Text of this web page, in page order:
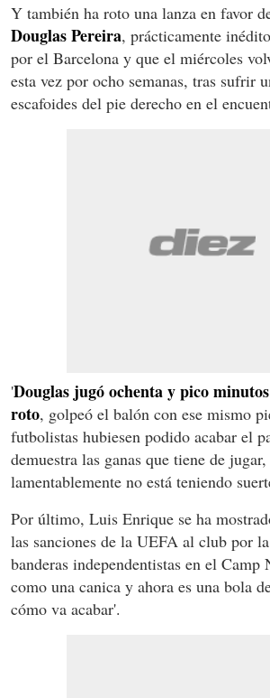
Y también ha roto una lanza en favor
Douglas Pereira, prácticamente
por el Barcelona y que el miércoles
esta vez por ocho semanas, tras sufrir
escafoides del pie derecho en el
'Douglas jugó ochenta y pico
roto, golpeó el balón con ese mismo
futbolistas hubiesen podido acabar el
demuestra las ganas que tiene de
lamentablemente no está teniendo
Por último, Luis Enrique se ha
las sanciones de la UEFA al club por
banderas independentistas en el Camp
como una canica y ahora es una bola
cómo va acabar'.